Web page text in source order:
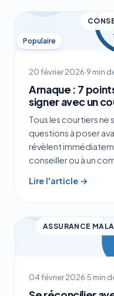
Populaire
20 février 2026·9 min
Arnaque : 7
signer avec un
Tous les courtiers ne
questions à poser
révèlent
conseiller ou à un
Lire l'article →
ASSURANCE
04 février 2026·5 min